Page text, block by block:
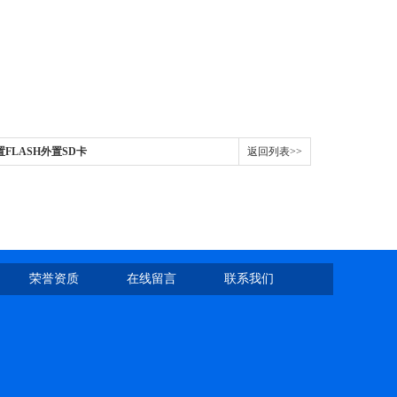
FLASH外置SD卡 返回列表>>
荣誉资质 在线留言 联系我们